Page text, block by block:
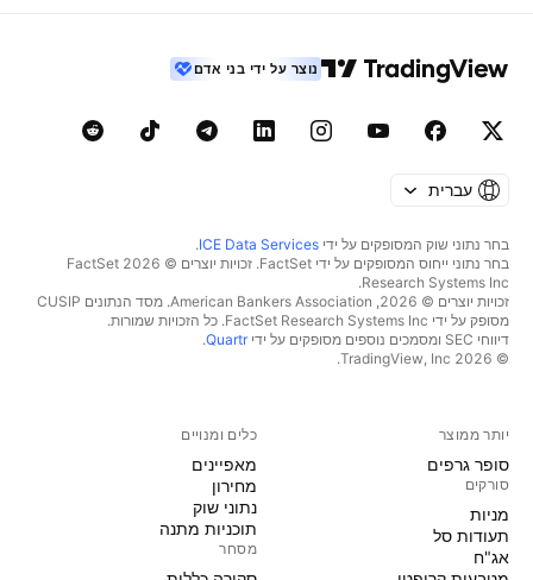
נוצר על ידי בני אדם
עברית
בחר נתוני שוק המסופקים על ידי ICE Data Services
.
בחר נתוני ייחוס המסופקים על ידי FactSet. זכויות יוצרים © 2026 ‏FactSet
Research Systems Inc.‏
זכויות יוצרים © 2026, ‏American Bankers Association. מסד הנתונים CUSIP
מסופק על ידי FactSet Research Systems Inc. כל הזכויות שמורות.
דיווחי SEC ומסמכים נוספים מסופקים על ידי
Quartr
.
© 2026 ‏TradingView, Inc.‏
יותר ממוצר
סופר גרפים
סורקים
מניות‏
תעודות סל
אג"ח
כלים ומנויים
מאפיינים
מחירון
נתוני שוק
תוכניות מתנה
מסחר